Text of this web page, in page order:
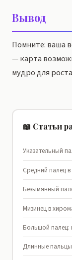
Вывод
Помните: ваша
— карта
мудро для
📖 Статьи
Указательный
Средний палец
Безымянный
Мизинец в
Большой палец:
Длинные